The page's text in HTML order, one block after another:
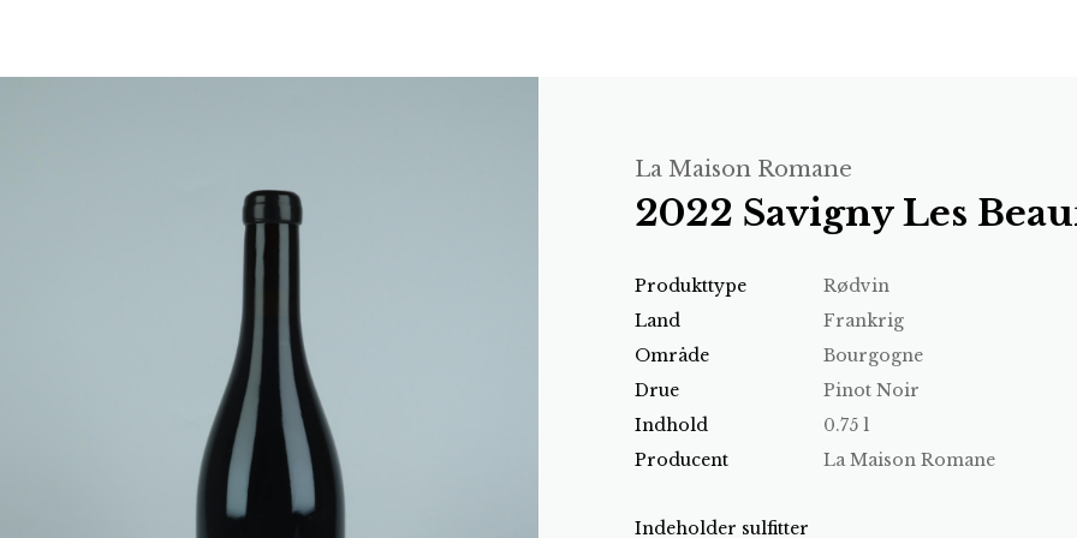
La Maison Romane
2022 Savigny Les
Produkttype
Rødvin
Land
Frankrig
Område
Bourgogne
Drue
Pinot Noir
Indhold
0.75 l
Producent
La Maison Romane
Indeholder sulfitter